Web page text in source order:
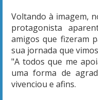
Voltando à imagem,
protagonista
amigos que fizeram
sua jornada que
"A todos que me
uma forma de
vivenciou e afins.